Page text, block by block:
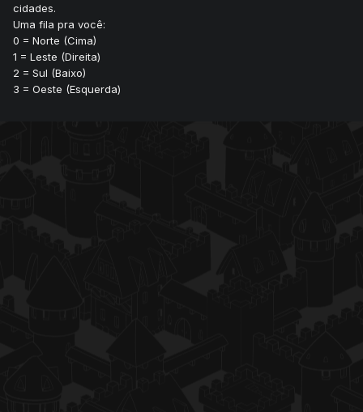
cidades.
Uma fila pra você:
0 = Norte (Cima)
1 = Leste (Direita)
2 = Sul (Baixo)
3 = Oeste (Esquerda)